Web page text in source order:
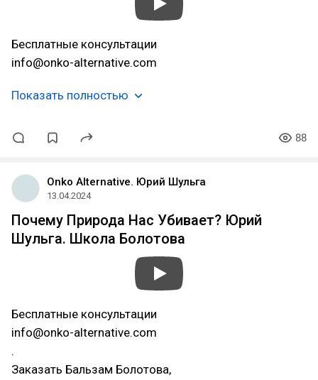
Бесплатные консультации
info@onko-alternative.com
Показать полностью
88
Onko Alternative. Юрий Шульга
13.04.2024
Почему Природа Нас Убивает? Юрий
Шульга. Школа Болотова
Бесплатные консультации
info@onko-alternative.com
.
Заказать Бальзам Болотова,